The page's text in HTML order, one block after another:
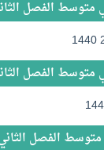
الفصل الثاني
الفصل الثاني
الفصل الثاني ف2